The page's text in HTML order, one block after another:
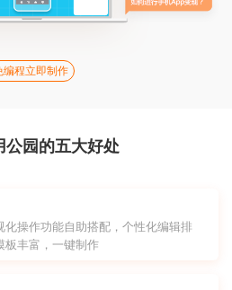
编程立即制作
公园的五大好处
化操作功能自助搭配，个性化编辑排
板丰富，一键制作